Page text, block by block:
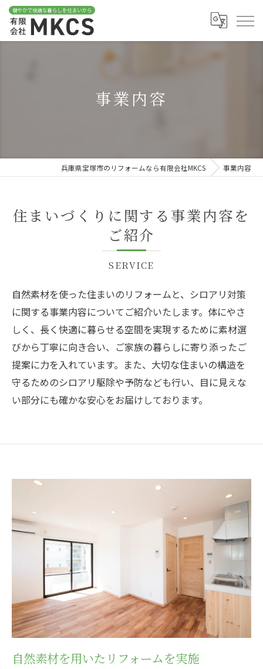
事業内容
兵庫県宝塚市のリフォームなら有限会社MKCS 事業内容
住まいづくりに関する事業内容を
ご紹介
SERVICE
自然素材を使った住まいのリフォームと、シロアリ対策
に関する事業内容についてご紹介いたします。体にやさ
しく、長く快適に暮らせる空間を実現するために素材選
びから丁寧に向き合い、ご家族の暮らしに寄り添ったご
提案に力を入れています。また、大切な住まいの構造を
守るためのシロアリ駆除や予防なども行い、目に見えな
い部分にも確かな安心をお届けしております。
自然素材を用いたリフォームを実施